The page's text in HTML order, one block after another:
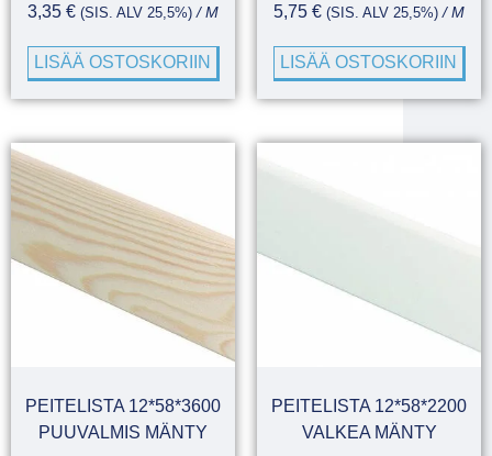
3,35 € (SIS. ALV 25,5%) / M
LISÄÄ OSTOSKORIIN
5,75 € (SIS. ALV 25,5%) / M
LISÄÄ OSTOSKORIIN
PEITELISTA 12*58*3600
PUUVALMIS MÄNTY
PEITELISTA 12*58*2200
VALKEA MÄNTY